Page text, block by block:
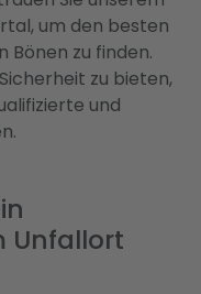
um den besten
zu finden.
zu bieten,
und
Unfallort